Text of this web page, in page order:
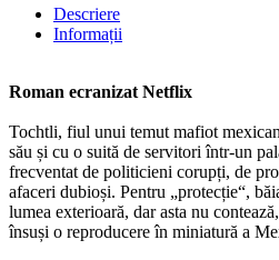
Descriere
Informații
Roman ecranizat Netflix
Tochtli, fiul unui temut mafiot
său și cu o suită de servitori într-un
frecventat de politicieni corupți, de
afaceri dubioși. Pentru „protecție“,
lumea exterioară, dar asta nu
însuși o reproducere în miniatură a